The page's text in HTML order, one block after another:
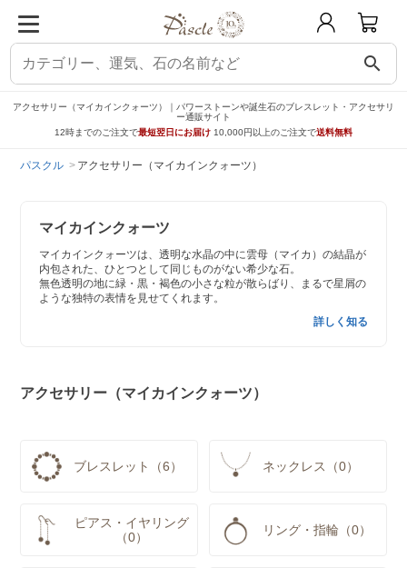
search
アクセサリー（マイカインクォーツ）｜パワーストーンや誕生石のブレスレット・アクセサリ
ー通販サイト
12時までのご注文で最短翌日にお届け 10,000円以上のご注文で送料無料
パスクル アクセサリー（マイカインクォーツ）
マイカインクォーツ
マイカインクォーツは、透明な水晶の中に雲母（マイカ）の結晶が
内包された、ひとつとして同じものがない希少な石。
無色透明の地に緑・黒・褐色の小さな粒が散らばり、まるで星屑の
ような独特の表情を見せてくれます。
詳しく知る
アクセサリー（マイカインクォーツ）
ブレスレット（6） ネックレス（0）
ピアス・イヤリング
（0）
リング・指輪（0）